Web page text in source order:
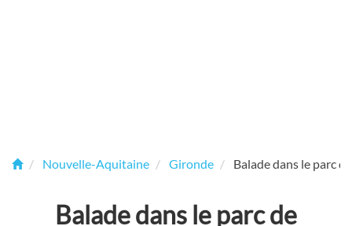
Nouvelle-Aquitaine Gironde Balade dans le parc
Balade dans le parc de